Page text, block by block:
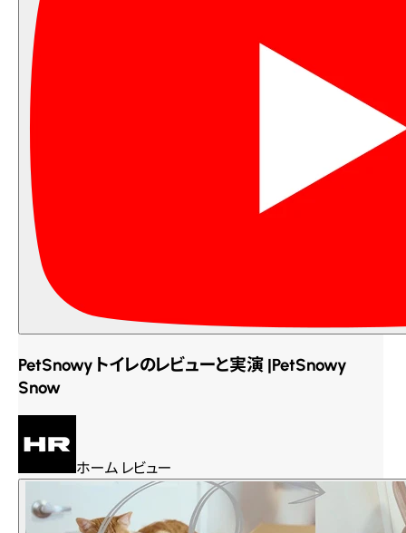
PetSnowy トイレのレビューと実演 |PetSnowy
Snow
ホーム レビュー